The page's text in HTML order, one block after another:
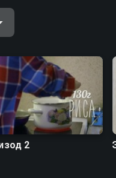
семьи.
ПроСТО кухня
2